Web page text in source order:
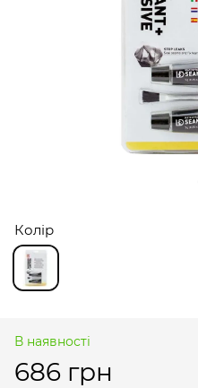
Колір
В наявності
686 грн